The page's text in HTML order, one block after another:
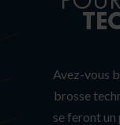
Avez-vous
brosse
se feront